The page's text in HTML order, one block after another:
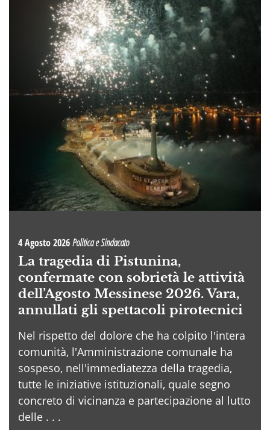
4 Agosto 2026Politica e Sindacato
La tragedia di Pistunina,
confermate con sobrietà le attività
dell’Agosto Messinese 2026. Vara,
annullati gli spettacoli pirotecnici
Nel rispetto del dolore che ha colpito l'intera
comunità, l'Amministrazione comunale ha
sospeso, nell'immediatezza della tragedia,
tutte le iniziative istituzionali, quale segno
concreto di vicinanza e partecipazione al lutto
delle . . .